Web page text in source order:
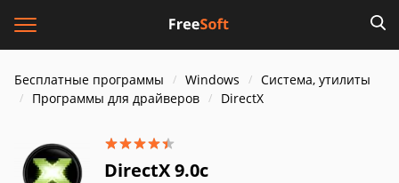
Бесплатные программы Windows
Система, утилиты
Программы для драйверов
DirectX
DirectX 9.0c